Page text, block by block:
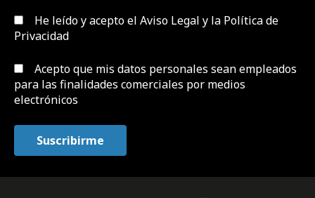
He leído y acepto el Aviso Legal y la Política de
Privacidad
Acepto que mis datos personales sean empleados
para las finalidades comerciales por medios
electrónicos